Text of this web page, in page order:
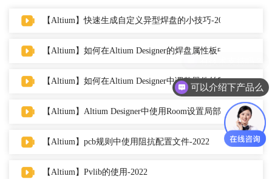
【Altium】快速生成自定义异型焊盘的小技巧-2023
【Altium】如何在Altium Designer的焊盘属性板中制作异型焊
【Altium】如何在Altium Designer中调整器件丝印大小和位置-
【Altium】Altium Designer中使用Room设置局部规则-2022
【Altium】pcb规则中使用阻抗配置文件-2022
【Altium】Pvlib的使用-2022
可以介绍下产品么